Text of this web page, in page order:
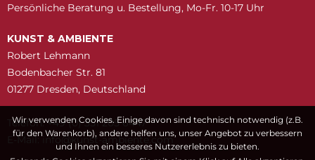
Persönliche Beratung u. Bestellung, Mo-Fr. 10-17 Uhr
KUNST & AMBIENTE
Robert Lehmann
Bodenbacher Str. 81
01277 Dresden, Deutschland
Telefon: +49 (0) 351 205 6447
E-Mail:
moc.etneibma-t
snuk@ofni
Wir verwenden Cookies. Einige davon sind technisch notwendig (z.B.
für den Warenkorb), andere helfen uns, unser Angebot zu verbessern
und Ihnen ein besseres Nutzererlebnis zu bieten.